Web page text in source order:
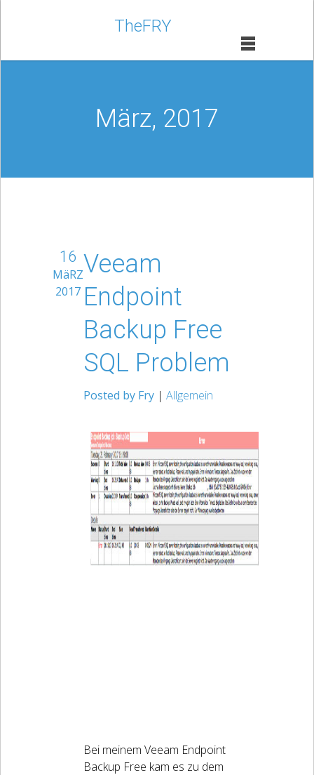
TheFRY
März, 2017
16
MäRZ
2017
Veeam
Endpoint
Backup Free
SQL Problem
Posted by Fry | Allgemein
Bei meinem Veeam Endpoint
Backup Free kam es zu dem